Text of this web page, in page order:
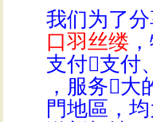
我们为了
口羽丝缕
支付支付
，服务
門地區，